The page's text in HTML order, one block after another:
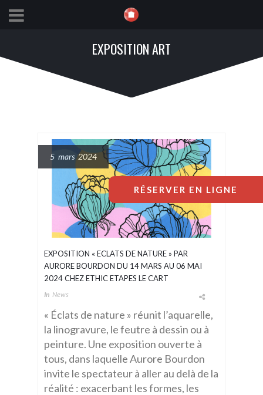
EXPOSITION ART
5 mars 2024
EXPOSITION « ECLATS DE NATURE » PAR
AURORE BOURDON DU 14 MARS AU 06 MAI
2024 CHEZ ETHIC ETAPES LE CART
In News
« Éclats de nature » réunit l’aquarelle,
la linogravure, le feutre à dessin ou à
peinture. Une exposition ouverte à
tous, dans laquelle Aurore Bourdon
invite le spectateur à aller au delà de la
réalité : exacerbant les formes, les
RÉSERVER EN LIGNE